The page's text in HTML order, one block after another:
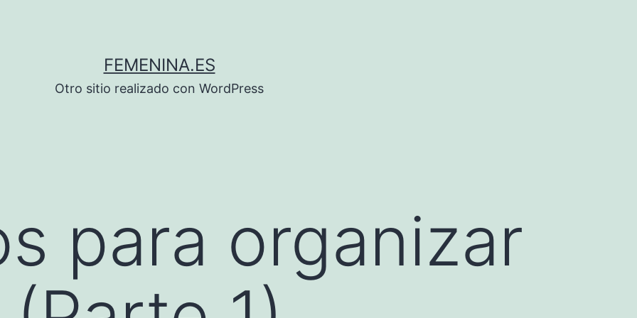
FEMENINA.ES
Otro sitio realizado con WordPress
para organizar